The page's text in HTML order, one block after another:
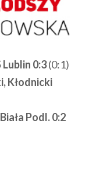
Lublin 0:3(0:1)
Kłodnicki
Podl. 0:2